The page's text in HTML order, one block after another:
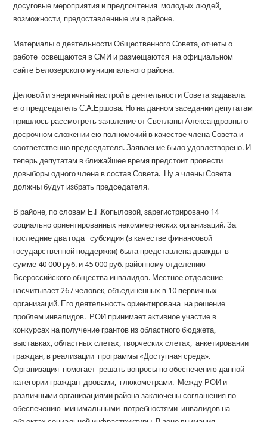
досуговые мероприятия и предпочтения молодых людей,
возможности, предоставленные им в районе.
Материалы о деятельности Общественного Совета, отчеты о
работе освещаются в СМИ и размещаются на официальном
сайте Белозерского муниципального района.
Деловой и энергичный настрой в деятельности Совета задавала
его председатель С.А.Ершова. Но на данном заседании депутатам
пришлось рассмотреть заявление от Светланы Александровны о
досрочном сложении ею полномочий в качестве члена Совета и
соответственно председателя. Заявление было удовлетворено. И
теперь депутатам в ближайшее время предстоит провести
довыборы одного члена в состав Совета. Ну а члены Совета
должны будут избрать председателя.
В районе, по словам Е.Г.Копыловой, зарегистрировано 14
социально ориентированных некоммерческих организаций. За
последние два года субсидия (в качестве финансовой
государственной поддержки) была представлена дважды в
сумме 40 000 руб. и 45 000 руб. районному отделению
Всероссийского общества инвалидов. Местное отделение
насчитывает 267 человек, объединенных в 10 первичных
организаций. Его деятельность ориентирована на решение
проблем инвалидов. РОИ принимает активное участие в
конкурсах на получение грантов из областного бюджета,
выставках, областных слетах, творческих слетах, анкетировании
граждан, в реализации программы «Доступная среда».
Организация помогает решать вопросы по обеспечению данной
категории граждан дровами, глюкометрами. Между РОИ и
различными организациями района заключены соглашения по
обеспечению минимальными потребностями инвалидов на